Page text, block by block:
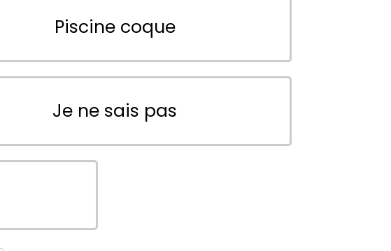
Piscine coque
Je ne sais pas